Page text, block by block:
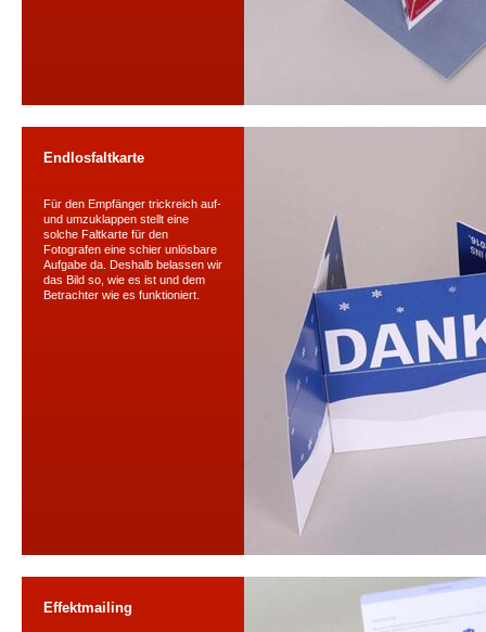
Endlosfaltkarte
Für den Empfänger trickreich auf-
und umzuklappen stellt eine
solche Faltkarte für den
Fotografen eine schier unlösbare
Aufgabe da. Deshalb belassen wir
das Bild so, wie es ist und dem
Betrachter wie es funktioniert.
Effektmailing